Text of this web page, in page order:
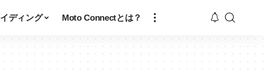
ディング Moto Connectとは？